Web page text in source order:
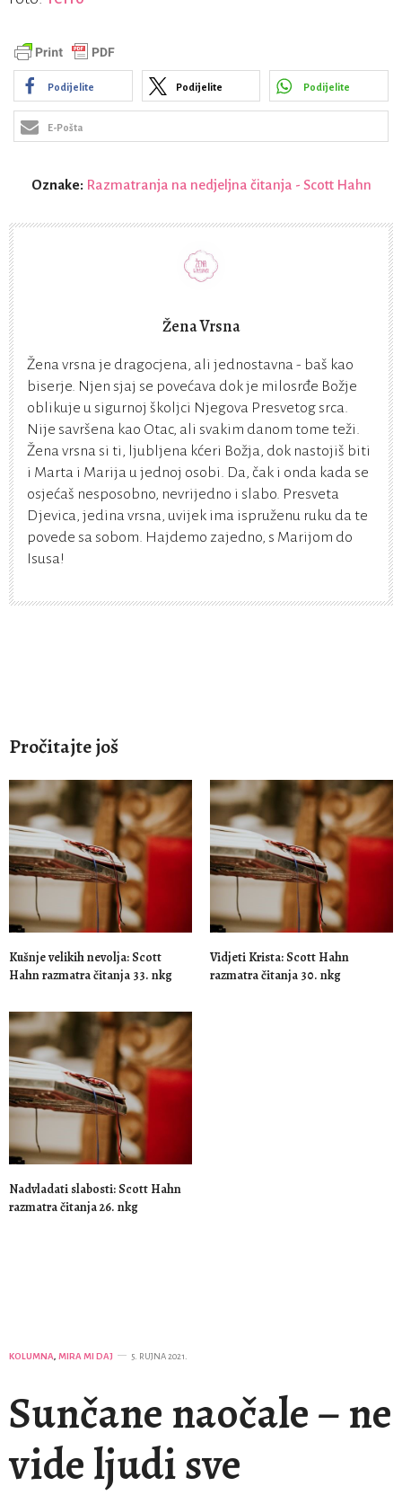
Podijelite Podijelite Podijelite
E-Pošta
Oznake: Razmatranja na nedjeljna čitanja - Scott Hahn
Žena Vrsna
Žena vrsna je dragocjena, ali jednostavna - baš kao
biserje. Njen sjaj se povećava dok je milosrđe Božje
oblikuje u sigurnoj školjci Njegova Presvetog srca.
Nije savršena kao Otac, ali svakim danom tome teži.
Žena vrsna si ti, ljubljena kćeri Božja, dok nastojiš biti
i Marta i Marija u jednoj osobi. Da, čak i onda kada se
osjećaš nesposobno, nevrijedno i slabo. Presveta
Djevica, jedina vrsna, uvijek ima ispruženu ruku da te
povede sa sobom. Hajdemo zajedno, s Marijom do
Isusa!
Pročitajte još
Kušnje velikih nevolja: Scott
Hahn razmatra čitanja 33. nkg
Vidjeti Krista: Scott Hahn
razmatra čitanja 30. nkg
Nadvladati slabosti: Scott Hahn
razmatra čitanja 26. nkg
KOLUMNA, MIRA MI DAJ 5. RUJNA 2021.
Sunčane naočale – ne
vide ljudi sve